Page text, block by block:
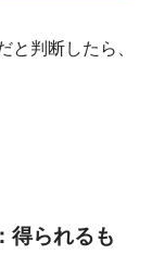
と判断したら、
得られるも